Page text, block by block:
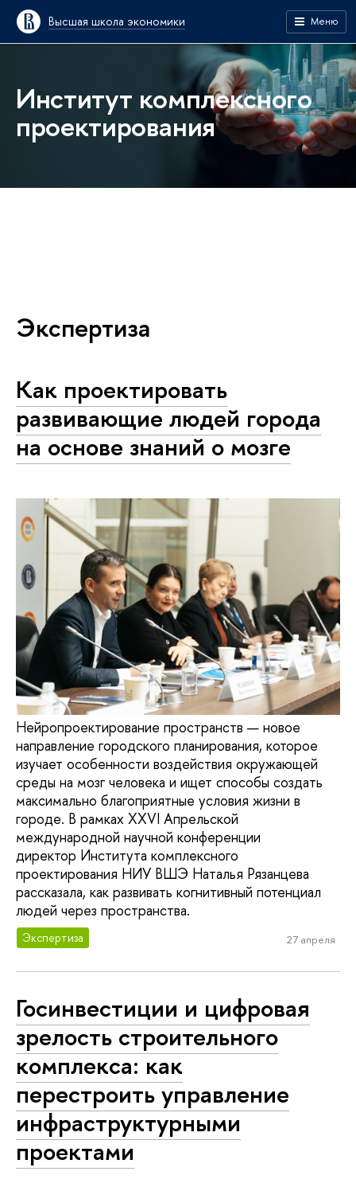
Высшая школа экономики Меню
Институт комплексного
проектирования
Экспертиза
Как проектировать
развивающие людей города
на основе знаний о мозге
Нейропроектирование пространств — новое
направление городского планирования, которое
изучает особенности воздействия окружающей
среды на мозг человека и ищет способы создать
максимально благоприятные условия жизни в
городе. В рамках XXVI Апрельской
международной научной конференции
директор Института комплексного
проектирования НИУ ВШЭ Наталья Рязанцева
рассказала, как развивать когнитивный потенциал
людей через пространства.
Экспертиза 27 апреля
Госинвестиции и цифровая
зрелость строительного
комплекса: как
перестроить управление
инфраструктурными
проектами